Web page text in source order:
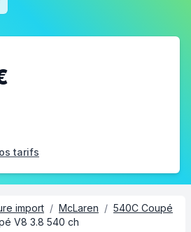
tarifs
import / McLaren / 540C Coupé
V8 3.8 540 ch